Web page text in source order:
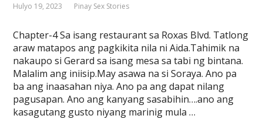
Hulyo 19, 2023 Pinay Sex Stories
Chapter-4 Sa isang restaurant sa Roxas Blvd. Tatlong
araw matapos ang pagkikita nila ni Aida.Tahimik na
nakaupo si Gerard sa isang mesa sa tabi ng bintana.
Malalim ang iniisip.May asawa na si Soraya. Ano pa
ba ang inaasahan niya. Ano pa ang dapat nilang
pagusapan. Ano ang kanyang sasabihin….ano ang
kasagutang gusto niyang marinig mula …